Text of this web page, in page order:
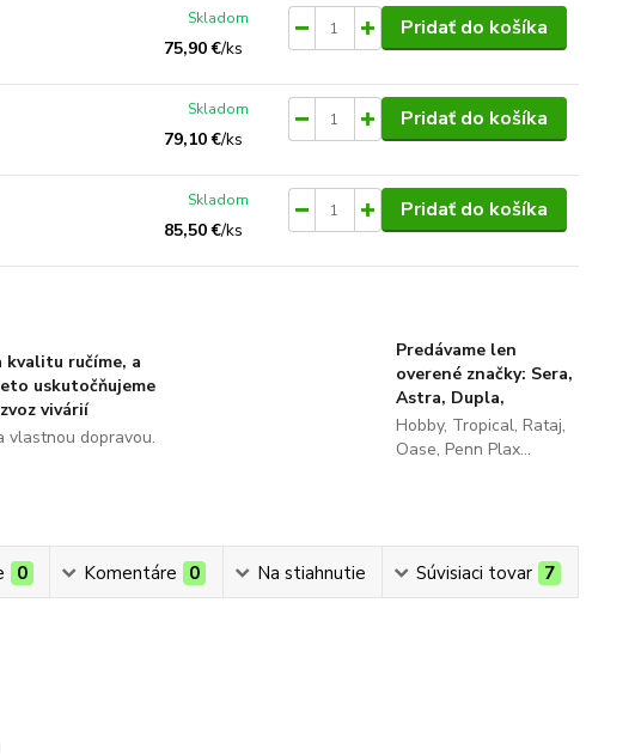
75,90 €/ks
Skladom Pridať do košíka
79,10 €/ks
Skladom Pridať do košíka
85,50 €/ks
Skladom Pridať do košíka
kvalitu ručíme, a
uskutočňujeme
vivárií
vlastnou dopravou.
Predávame len
overené značky: Sera,
Astra, Dupla,
Hobby, Tropical, Rataj,
Oase, Penn Plax...
0 Komentáre 0 Na stiahnutie Súvisiaci tovar 7